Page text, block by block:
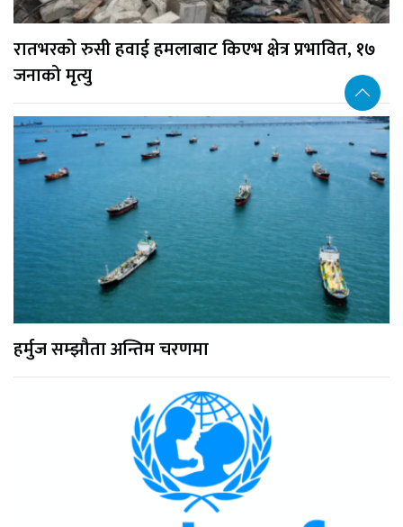
रातभरको रुसी हवाई हमलाबाट किएभ क्षेत्र प्रभावित, १७
जनाको मृत्यु
हर्मुज सम्झौता अन्तिम चरणमा